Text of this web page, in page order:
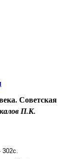
Советская
П.К.
302с.